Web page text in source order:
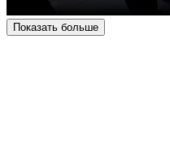
Показать больше